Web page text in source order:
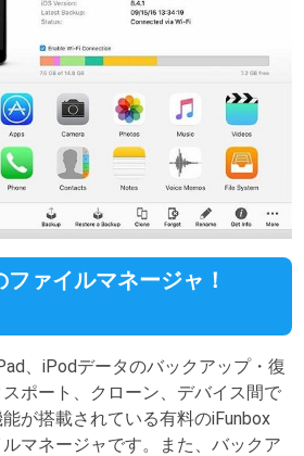
ァイルマネージャ！
、iPodデータのバックアップ・復
ポート、クローン、デバイス間で
が搭載されている有料のiFunbox
マネージャです。また、バックア